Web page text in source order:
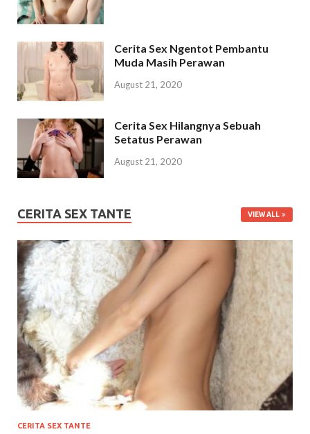
Cerita Sex Ngentot Pembantu
Muda Masih Perawan
August 21, 2020
Cerita Sex Hilangnya Sebuah
Setatus Perawan
August 21, 2020
CERITA SEX TANTE VIEW ALL
CERITA SEX TANTE